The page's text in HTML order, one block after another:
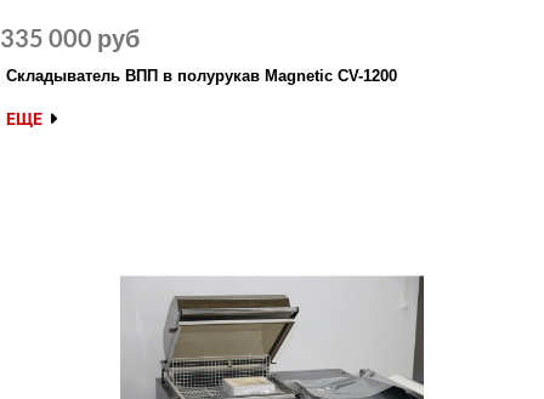
Складыватель ВПП в полурукав Magnetic CV-1200
335 000 руб
ЕЩЕ